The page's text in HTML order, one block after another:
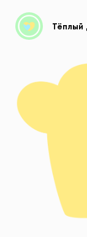
Тёплый